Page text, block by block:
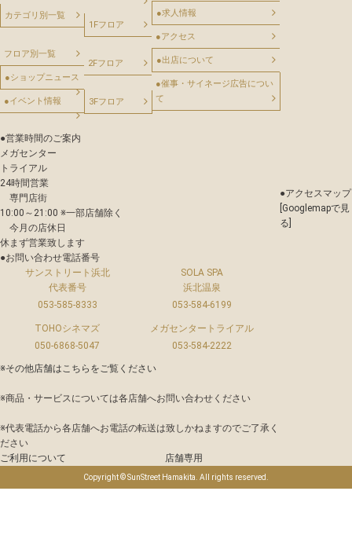
カテゴリ別一覧
フロア別一覧
●ショップニュース
●イベント情報
1Fフロア
2Fフロア
3Fフロア
●求人情報
●アクセス
●出店について
●催事・サイネージ広告につい
て
●営業時間のご案内
メガセンター
トライアル
24時間営業
専門店街
10:00～21:00 ※一部店舗除く
今月の店休日
休まず営業致します
●お問い合わせ電話番号
サンストリート浜北
代表番号
053-585-8333
SOLA SPA
浜北温泉
053-584-6199
TOHOシネマズ
050-6868-5047
メガセンタートライアル
053-584-2222
※その他店舗はこちら をご覧ください
※商品・サービスについては各店舗へお問い合わせください
※代表電話から各店舗へお電話の転送は致しかねますのでご了承く
ださい
●アクセスマップ
[Googlemapで見
る]
ご利用について 店舗専用
Copyright © SunStreet Hamakita. All rights reserved.